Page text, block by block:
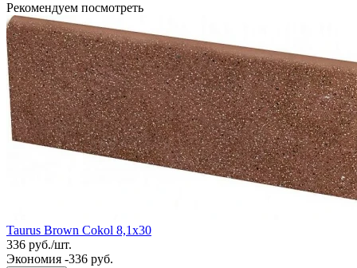
Рекомендуем посмотреть
Taurus Brown Cokol 8,1x30
336 руб./шт.
Экономия -336 руб.